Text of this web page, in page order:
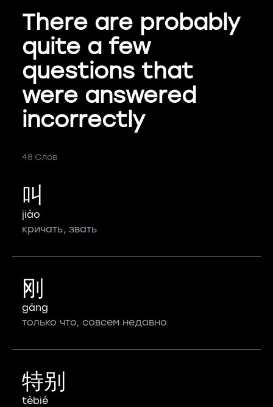
There are probably
quite a few
questions that
were answered
incorrectly
48 Слов
叫
jiào
кричать, звать
刚
gāng
только что, совсем недавно
特别
tèbié